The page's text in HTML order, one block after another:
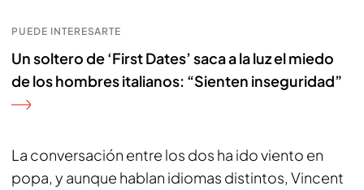
PUEDE INTERESARTE
Un soltero de ‘First Dates’ saca a la luz el miedo
de los hombres italianos: “Sienten inseguridad”
La conversación entre los dos ha ido viento en
popa, y aunque hablan idiomas distintos, Vincent